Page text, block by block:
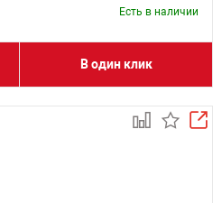
Есть в наличии
В один клик